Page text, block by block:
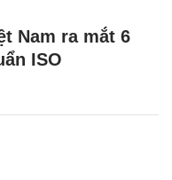
Nam ra mắt 6
ISO